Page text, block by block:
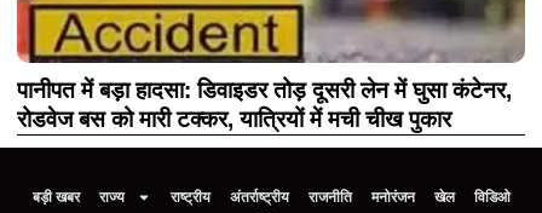
पानीपत में बड़ा हादसा: डिवाइडर तोड़ दूसरी लेन में घुसा कंटेनर,
रोडवेज बस को मारी टक्कर, यात्रियों में मची चीख पुकार
बड़ी खबर राज्य राष्ट्रीय अंतर्राष्ट्रीय राजनीति मनोरंजन खेल
विडिओ